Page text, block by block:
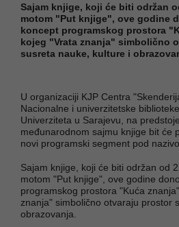
Sajam knjige, koji će biti održan
motom "Put knjige", ove godine
koncept programskog prostora
kojeg "Vrata znanja" simbolično
susreta nauke, kulture i
U organizaciji KJP Centra
Nacionalne i univerzitetske
Univerziteta u Sarajevu, na
međunarodnom sajmu knjige bit će
novi programski segment pod
Sajam knjige, koji će biti održan od
motom "Put knjige", ove godine
programskog prostora "Kuća
znanja" simbolično otvaraju prostor
obrazovanja.